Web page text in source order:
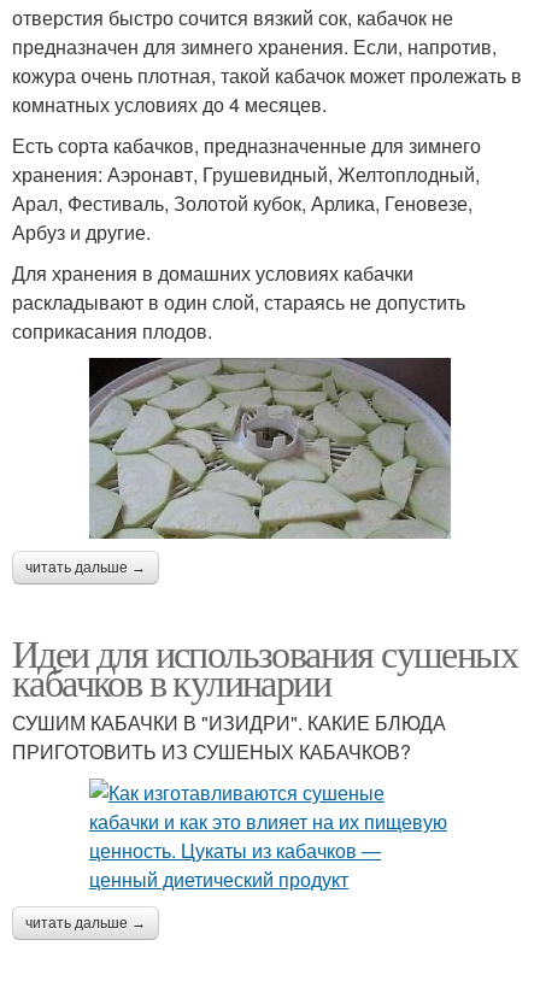
отверстия быстро сочится вязкий сок, кабачок не
предназначен для зимнего хранения. Если, напротив,
кожура очень плотная, такой кабачок может пролежать в
комнатных условиях до 4 месяцев.
Есть сорта кабачков, предназначенные для зимнего
хранения: Аэронавт, Грушевидный, Желтоплодный,
Арал, Фестиваль, Золотой кубок, Арлика, Геновезе,
Арбуз и другие.
Для хранения в домашних условиях кабачки
раскладывают в один слой, стараясь не допустить
соприкасания плодов.
читать дальше →
Идеи для использования сушеных
кабачков в кулинарии
СУШИМ КАБАЧКИ В "ИЗИДРИ". КАКИЕ БЛЮДА
ПРИГОТОВИТЬ ИЗ СУШЕНЫХ КАБАЧКОВ?
читать дальше →